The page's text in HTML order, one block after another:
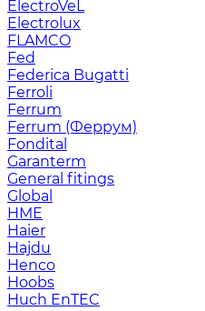
ElectroVeL
Electrolux
FLAMCO
Fed
Federica Bugatti
Ferroli
Ferrum
Ferrum (Феррум)
Fondital
Garanterm
General fitings
Global
HME
Haier
Hajdu
Henco
Hoobs
Huch EnTEC